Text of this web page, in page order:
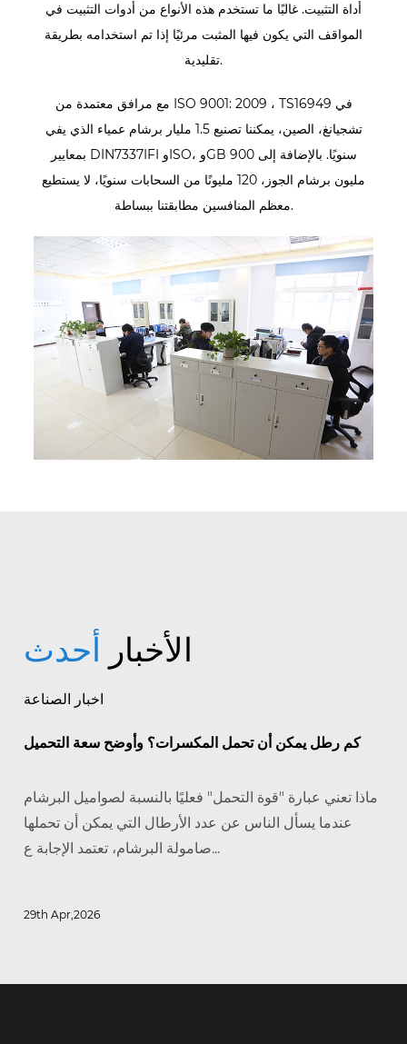
أداة التثبيت. غالبًا ما تستخدم هذه الأنواع من أدوات التثبيت في
المواقف التي يكون فيها المثبت مرئيًا إذا تم استخدامه بطريقة
تقليدية.
مع مرافق معتمدة من ISO 9001: 2009 ، TS16949 في
تشجيانغ، الصين، يمكننا تصنيع 1.5 مليار برشام عمياء الذي يفي
بمعايير DIN7337IFI وISO، وGB سنويًا. بالإضافة إلى 900
مليون برشام الجوز، 120 مليونًا من السحابات سنويًا، لا يستطيع
معظم المنافسين مطابقتنا ببساطة.
الأخبار أحدث
اخبار الصناعة
كم رطل يمكن أن تحمل المكسرات؟ وأوضح سعة التحميل
ماذا تعني عبارة "قوة التحمل" فعليًا بالنسبة لصواميل البرشام
عندما يسأل الناس عن عدد الأرطال التي يمكن أن تحملها
صامولة البرشام، تعتمد الإجابة ع...
29th Apr,2026